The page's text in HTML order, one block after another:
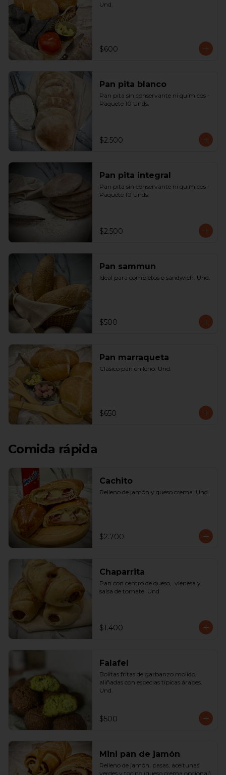
Und.
$600
Pan pita blanco
Pan pita sin conservante ni químicos -
Paquete 10 Unds.
$2.500
Pan pita integral
Pan pita sin conservante ni químicos -
Paquete 10 Unds.
$2.500
Pan sammun
Ideal para completos o sándwich. Und.
$500
Pan marraqueta
Clásico pan chileno. Und.
$650
Comida rápida
Cachito
Relleno de jamón y queso crema. Und.
$2.700
Chaparrita
Pan con centro de queso,  vienesa y
salsa de tomate. Und.
$1.400
Falafel
Bolitas fritas de garbanzo molido,
aliñadas con especias típicas árabes.
Und.
$500
Mini pan de jamón
Relleno de jamón, pasas, aceitunas
verdes y tocino (queso crema opcional)